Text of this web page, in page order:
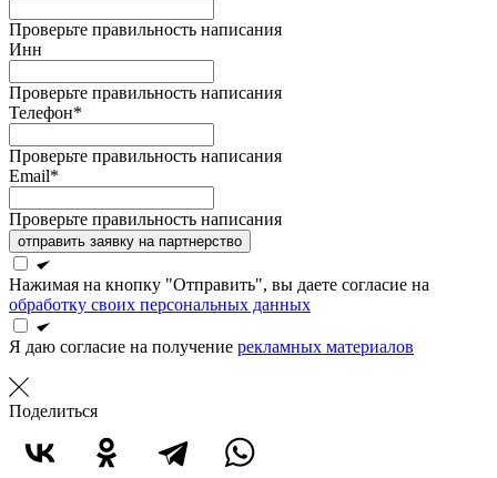
Проверьте правильность написания
Инн
Проверьте правильность написания
Телефон*
Проверьте правильность написания
Email*
Проверьте правильность написания
отправить заявку на партнерство
Нажимая на кнопку "Отправить", вы даете согласие на
обработку своих персональных данных
Я даю согласие на получение рекламных материалов
Поделиться